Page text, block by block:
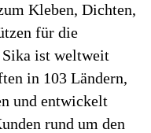
Kleben, Dichten,
für die
Sika ist weltweit
in 103 Ländern,
und entwickelt
rund um den